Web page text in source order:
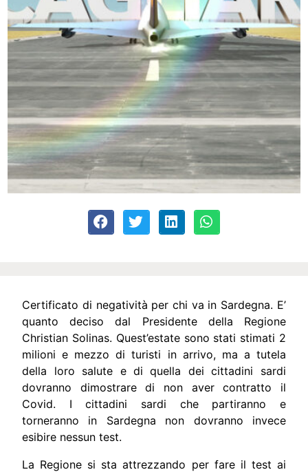
Certificato di negatività per chi va in Sardegna. E’
quanto deciso dal Presidente della Regione
Christian Solinas. Quest’estate sono stati stimati 2
milioni e mezzo di turisti in arrivo, ma a tutela
della loro salute e di quella dei cittadini sardi
dovranno dimostrare di non aver contratto il
Covid. I cittadini sardi che partiranno e
torneranno in Sardegna non dovranno invece
esibire nessun test.
La Regione si sta attrezzando per fare il test ai